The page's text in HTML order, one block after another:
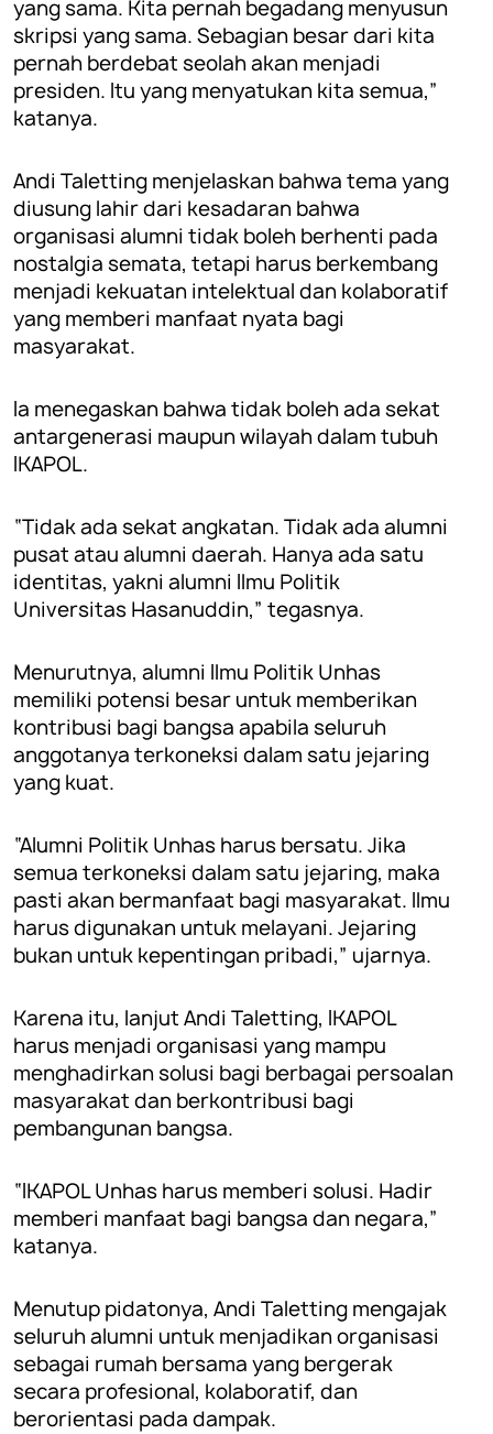
yang sama. Kita pernah begadang menyusun
skripsi yang sama. Sebagian besar dari kita
pernah berdebat seolah akan menjadi
presiden. Itu yang menyatukan kita semua,”
katanya.
Andi Taletting menjelaskan bahwa tema yang
diusung lahir dari kesadaran bahwa
organisasi alumni tidak boleh berhenti pada
nostalgia semata, tetapi harus berkembang
menjadi kekuatan intelektual dan kolaboratif
yang memberi manfaat nyata bagi
masyarakat.
Ia menegaskan bahwa tidak boleh ada sekat
antargenerasi maupun wilayah dalam tubuh
IKAPOL.
“Tidak ada sekat angkatan. Tidak ada alumni
pusat atau alumni daerah. Hanya ada satu
identitas, yakni alumni Ilmu Politik
Universitas Hasanuddin,” tegasnya.
Menurutnya, alumni Ilmu Politik Unhas
memiliki potensi besar untuk memberikan
kontribusi bagi bangsa apabila seluruh
anggotanya terkoneksi dalam satu jejaring
yang kuat.
“Alumni Politik Unhas harus bersatu. Jika
semua terkoneksi dalam satu jejaring, maka
pasti akan bermanfaat bagi masyarakat. Ilmu
harus digunakan untuk melayani. Jejaring
bukan untuk kepentingan pribadi,” ujarnya.
Karena itu, lanjut Andi Taletting, IKAPOL
harus menjadi organisasi yang mampu
menghadirkan solusi bagi berbagai persoalan
masyarakat dan berkontribusi bagi
pembangunan bangsa.
“IKAPOL Unhas harus memberi solusi. Hadir
memberi manfaat bagi bangsa dan negara,”
katanya.
Menutup pidatonya, Andi Taletting mengajak
seluruh alumni untuk menjadikan organisasi
sebagai rumah bersama yang bergerak
secara profesional, kolaboratif, dan
berorientasi pada dampak.